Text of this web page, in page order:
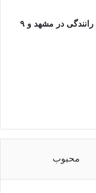
افزایش قربانیان تصادفات رانندگی در مشهد و ۹
محبوب